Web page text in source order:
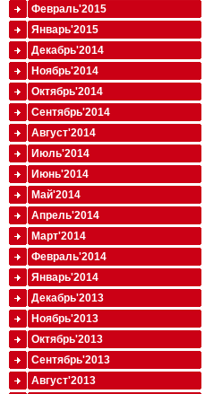
Февраль'2015
Январь'2015
Декабрь'2014
Ноябрь'2014
Октябрь'2014
Сентябрь'2014
Август'2014
Июль'2014
Июнь'2014
Май'2014
Апрель'2014
Март'2014
Февраль'2014
Январь'2014
Декабрь'2013
Ноябрь'2013
Октябрь'2013
Сентябрь'2013
Август'2013